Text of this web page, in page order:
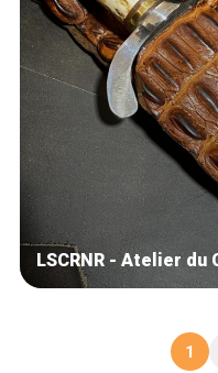
LSCRNR - Atelier du
1